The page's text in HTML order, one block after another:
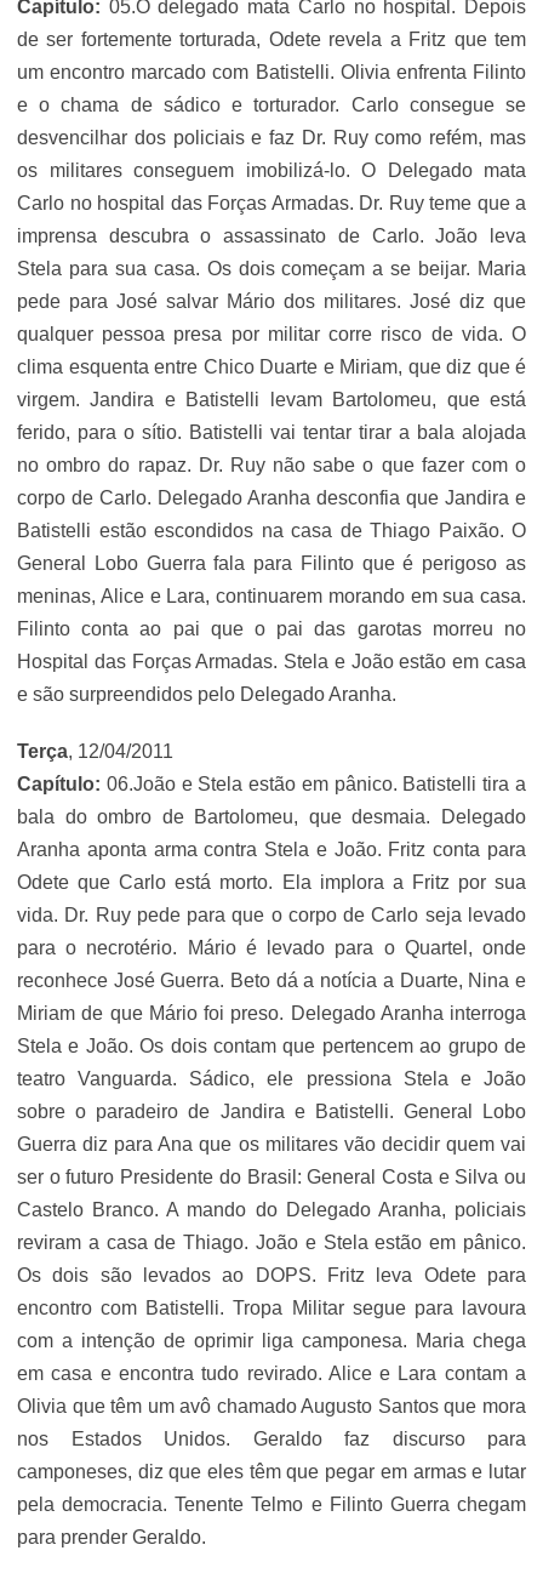
Capítulo: 05.O delegado mata Carlo no hospital. Depois
de ser fortemente torturada, Odete revela a Fritz que tem
um encontro marcado com Batistelli. Olivia enfrenta Filinto
e o chama de sádico e torturador. Carlo consegue se
desvencilhar dos policiais e faz Dr. Ruy como refém, mas
os militares conseguem imobilizá-lo. O Delegado mata
Carlo no hospital das Forças Armadas. Dr. Ruy teme que a
imprensa descubra o assassinato de Carlo. João leva
Stela para sua casa. Os dois começam a se beijar. Maria
pede para José salvar Mário dos militares. José diz que
qualquer pessoa presa por militar corre risco de vida. O
clima esquenta entre Chico Duarte e Miriam, que diz que é
virgem. Jandira e Batistelli levam Bartolomeu, que está
ferido, para o sítio. Batistelli vai tentar tirar a bala alojada
no ombro do rapaz. Dr. Ruy não sabe o que fazer com o
corpo de Carlo. Delegado Aranha desconfia que Jandira e
Batistelli estão escondidos na casa de Thiago Paixão. O
General Lobo Guerra fala para Filinto que é perigoso as
meninas, Alice e Lara, continuarem morando em sua casa.
Filinto conta ao pai que o pai das garotas morreu no
Hospital das Forças Armadas. Stela e João estão em casa
e são surpreendidos pelo Delegado Aranha.
Terça, 12/04/2011
Capítulo: 06.João e Stela estão em pânico. Batistelli tira a
bala do ombro de Bartolomeu, que desmaia. Delegado
Aranha aponta arma contra Stela e João. Fritz conta para
Odete que Carlo está morto. Ela implora a Fritz por sua
vida. Dr. Ruy pede para que o corpo de Carlo seja levado
para o necrotério. Mário é levado para o Quartel, onde
reconhece José Guerra. Beto dá a notícia a Duarte, Nina e
Miriam de que Mário foi preso. Delegado Aranha interroga
Stela e João. Os dois contam que pertencem ao grupo de
teatro Vanguarda. Sádico, ele pressiona Stela e João
sobre o paradeiro de Jandira e Batistelli. General Lobo
Guerra diz para Ana que os militares vão decidir quem vai
ser o futuro Presidente do Brasil: General Costa e Silva ou
Castelo Branco. A mando do Delegado Aranha, policiais
reviram a casa de Thiago. João e Stela estão em pânico.
Os dois são levados ao DOPS. Fritz leva Odete para
encontro com Batistelli. Tropa Militar segue para lavoura
com a intenção de oprimir liga camponesa. Maria chega
em casa e encontra tudo revirado. Alice e Lara contam a
Olivia que têm um avô chamado Augusto Santos que mora
nos Estados Unidos. Geraldo faz discurso para
camponeses, diz que eles têm que pegar em armas e lutar
pela democracia. Tenente Telmo e Filinto Guerra chegam
para prender Geraldo.